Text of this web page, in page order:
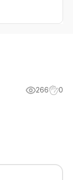
266 0